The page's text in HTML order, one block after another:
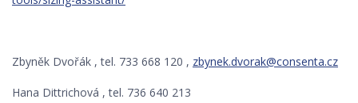
Zbyněk Dvořák , tel. 733 668 120 , zbynek.dvorak@consenta.cz
Hana Dittrichová , tel. 736 640 213